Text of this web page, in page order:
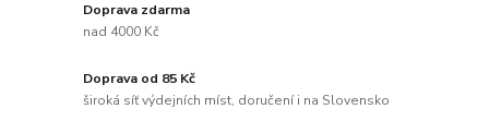
Doprava zdarma
nad 4000 Kč
Doprava od 85 Kč
široká síť výdejních míst, doručení i na Slovensko